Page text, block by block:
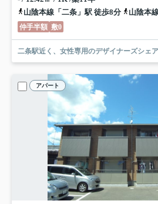
山陰本線「二条」駅 徒歩8分
山陰本
仲手半額 敷0
二条駅近く、女性専用のデザイナーズシェ
アパート